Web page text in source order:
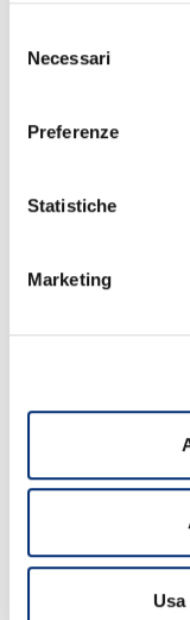
delNecessari
Preferenze
Statistiche
Marketing
possano
divulgazione
Tra i
piattaforma
Servizi e il
transazioni;
di gestione
tecnologica
La lista
al Titolare
recapiti